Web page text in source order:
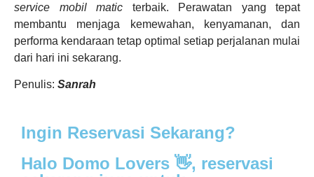
service mobil matic terbaik. Perawatan yang tepat
membantu menjaga kemewahan, kenyamanan, dan
performa kendaraan tetap optimal setiap perjalanan mulai
dari hari ini sekarang.
Penulis: Sanrah
Ingin Reservasi Sekarang?
Halo Domo Lovers 👋, reservasi